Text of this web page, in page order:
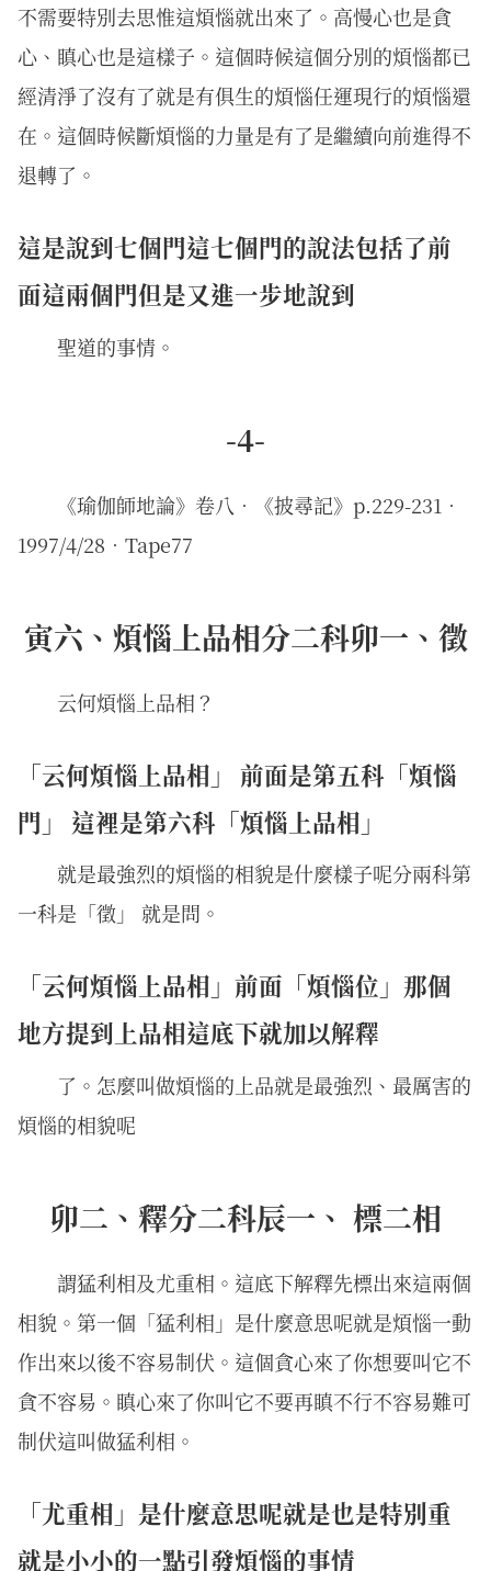
不需要特別去思惟這煩惱就出來了。高慢心也是貪
心、瞋心也是這樣子。這個時候這個分別的煩惱都已
經清淨了沒有了就是有俱生的煩惱任運現行的煩惱還
在。這個時候斷煩惱的力量是有了是繼續向前進得不
退轉了。
這是說到七個門這七個門的說法包括了前
面這兩個門但是又進一步地說到
聖道的事情。
-4-
《瑜伽師地論》卷八．《披尋記》p.229-231．
1997/4/28．Tape77
寅六、煩惱上品相分二科卯一、徵
云何煩惱上品相？
「云何煩惱上品相」 前面是第五科「煩惱
門」 這裡是第六科「煩惱上品相」
就是最強烈的煩惱的相貌是什麼樣子呢分兩科第
一科是「徵」 就是問。
「云何煩惱上品相」前面「煩惱位」那個
地方提到上品相這底下就加以解釋
了。怎麼叫做煩惱的上品就是最強烈、最厲害的
煩惱的相貌呢
卯二、釋分二科辰一、 標二相
謂猛利相及尤重相。這底下解釋先標出來這兩個
相貌。第一個「猛利相」是什麼意思呢就是煩惱一動
作出來以後不容易制伏。這個貪心來了你想要叫它不
貪不容易。瞋心來了你叫它不要再瞋不行不容易難可
制伏這叫做猛利相。
「尤重相」是什麼意思呢就是也是特別重
就是小小的一點引發煩惱的事情